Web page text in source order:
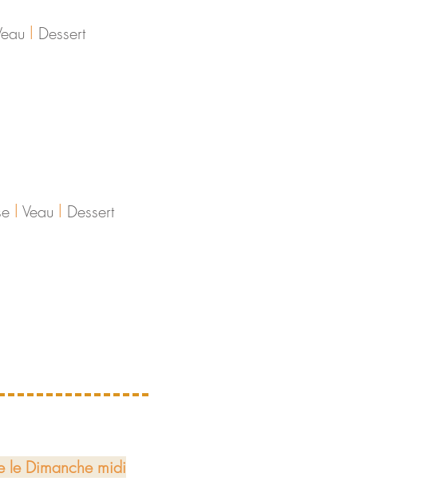
I Dessert
I Veau I Dessert
le Dimanche midi